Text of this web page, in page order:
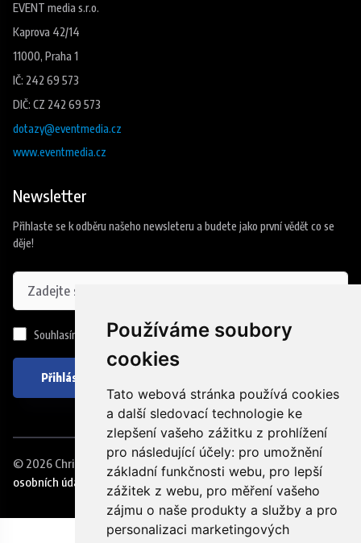
Používáme soubory
cookies
Tato webová stránka používá cookies
a další sledovací technologie ke
zlepšení vašeho zážitku z prohlížení
pro následující účely: pro umožnění
základní funkčnosti webu, pro lepší
zážitek z webu, pro měření vašeho
zájmu o naše produkty a služby a pro
personalizaci marketingových
EVENT media s.r.o.
Kaprova 42/14
11000, Praha 1
IČ: 242 69 573
DIČ: CZ 242 69 573
dotazy@eventmedia.cz
www.eventmedia.cz
Newsletter
Přihlaste se k odběru našeho newsleteru a budete jako první vědět co se
děje!
Souhlasím se zpracováním osobních údajů
Přihlásit se
© 2026 Christmas NIGHT RUN . Eventmedia s.r.o.
Ochrana
osobních údajů
Upravit nastavní cookies